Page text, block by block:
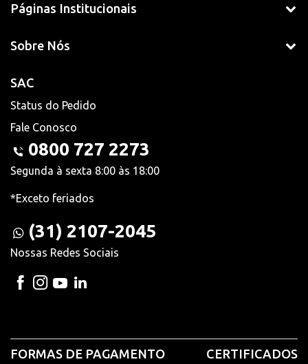
Páginas Institucionais
Sobre Nós
SAC
Status do Pedido
Fale Conosco
0800 727 2273
Segunda à sexta 8:00 às 18:00
*Exceto feriados
(31) 2107-2045
Nossas Redes Sociais
FORMAS DE PAGAMENTO CERTIFICADOS